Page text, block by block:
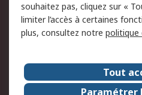
Politique de protection
des données - Mise à
jour
A propos de RS
Le groupe RS Group
souhaitez pas, cliquez sur «
limiter l’accès à certaines
plus, consultez notre politique
Tout
Paramétrer